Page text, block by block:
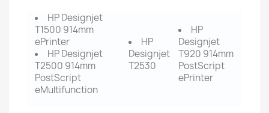
HP Designjet
T1500 914mm
ePrinter
HP Designjet
T2500 914mm
PostScript
eMultifunction
HP
Designjet
T2530
HP
Designjet
T920 914mm
PostScript
ePrinter